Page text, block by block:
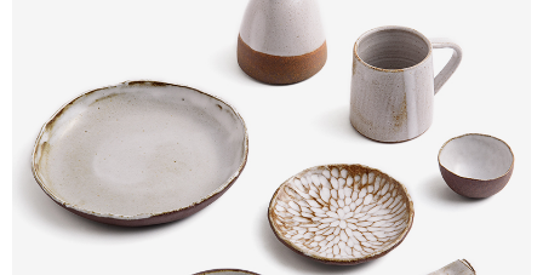
１．透過由恩沛科技股份有限公司提供之「AFTEE先享後付」服務完成之交
易，需依本服務之必要範圍內提供個人資料，並將交易相關給付款項請求債
權轉讓予恩沛科技股份有限公司。
２．關於個人資料處理事宜，請瀏覽以下網址：
https://aftee.tw/terms/#terms3
３．未成年的使用者請事先徵得法定代理人或監護人之同意方可使用
「AFTEE先享後付」，若未經同意申辦者引起之損失，本公司不負相關責
任。
４．使用「AFTEE先享後付」時，將依據個別帳號之用戶狀況，依本公司即
時審查核予不同之上限額度；若仍有額度不足之情形，本公司將視審查結果